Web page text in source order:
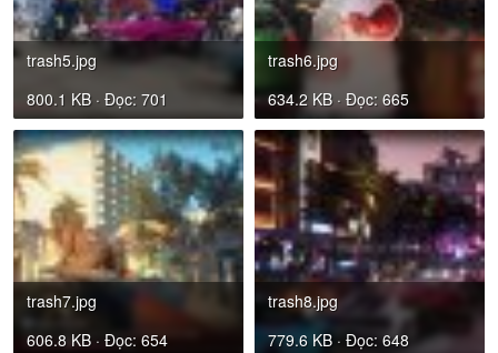
trash5.jpg
800.1 KB · Đọc: 701
trash6.jpg
634.2 KB · Đọc: 665
trash7.jpg
606.8 KB · Đọc: 654
trash8.jpg
779.6 KB · Đọc: 648